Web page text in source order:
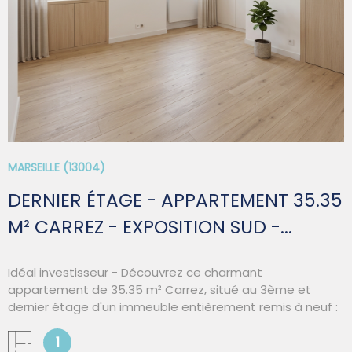
MARSEILLE (13004)
DERNIER ÉTAGE - APPARTEMENT 35.35
M² CARREZ - EXPOSITION SUD -...
Idéal investisseur - Découvrez ce charmant
appartement de 35.35 m² Carrez, situé au 3ème et
dernier étage d'un immeuble entièrement remis à neuf :
récemment été refaits, garantissant tranquillité et
1